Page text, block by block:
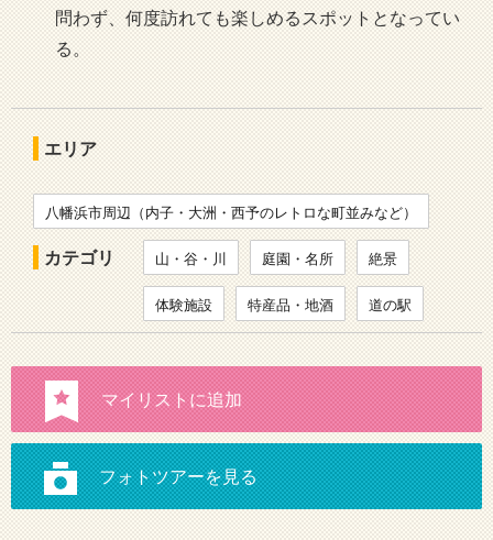
問わず、何度訪れても楽しめるスポットとなってい
る。
エリア
八幡浜市周辺（内子・大洲・西予のレトロな町並みなど）
カテゴリ 山・谷・川 庭園・名所 絶景
体験施設 特産品・地酒 道の駅